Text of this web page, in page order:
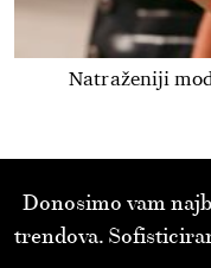
Natraženiji
Donosimo vam
trendova.